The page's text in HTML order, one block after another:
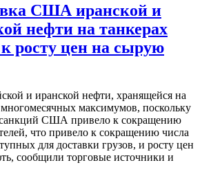
США иранской и
нефти на танкерах
росту цен на сырую
и иранской нефти, хранящейся на
многомесячных максимумов, поскольку
санкций США привело к сокращению
что привело к сокращению числа
для доставки грузов, и росту цен
сообщили торговые источники и